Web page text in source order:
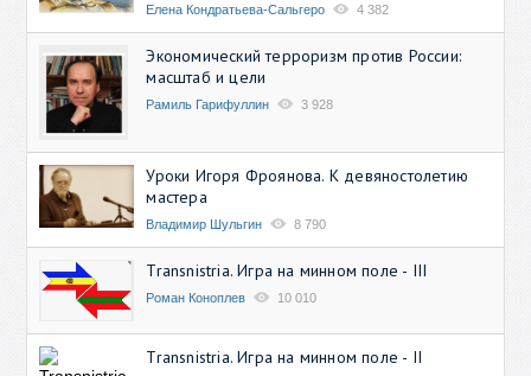
Елена Кондратьева-Сальгеро 4 382
Экономический терроризм против России:
масштаб и цели
Рамиль Гарифуллин 3 928
Уроки Игоря Фроянова. К девяностолетию
мастера
Владимир Шульгин 8 790
Transnistria. Игра на минном поле - III
Роман Коноплев 10 010
Transnistria. Игра на минном поле - II